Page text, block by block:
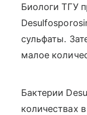
Биологи ТГУ
сульфаты.
малое
Бактерии
количествах